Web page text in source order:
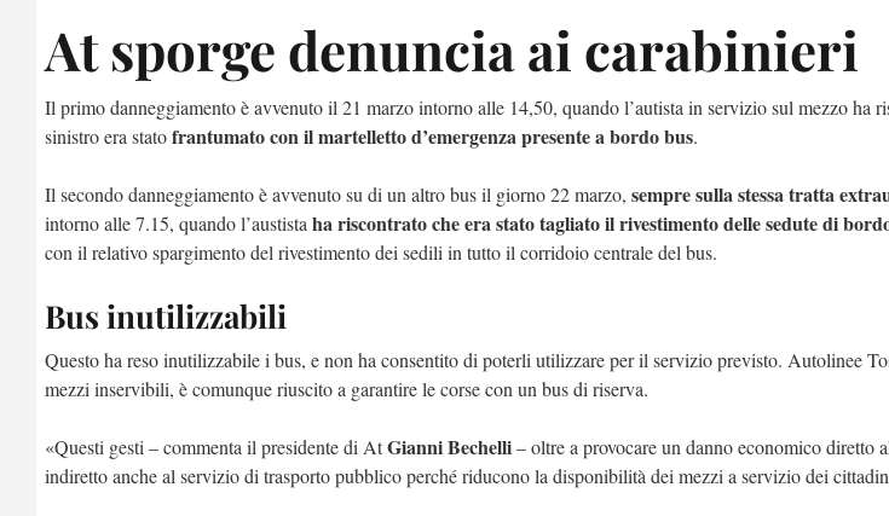
At sporge denuncia ai carabinieri
Il primo danneggiamento è avvenuto il 21 marzo intorno alle 14,50, quando l’autista in servizio sul mezzo ha
sinistro era statofrantumato con il martelletto d’emergenza presente a bordo bus.
Il secondo danneggiamento è avvenuto su di un altro bus il giorno 22 marzo, sempre sulla stessa tratta
intorno alle 7.15, quando l’austista ha riscontrato che era stato tagliato il rivestimento delle sedute di
con il relativo spargimento del rivestimento dei sedili in tutto il corridoio centrale del bus.
Bus inutilizzabili
Questo ha reso inutilizzabile i bus, e non ha consentito di poterli utilizzare per il servizio previsto. Autolinee
mezzi inservibili, è comunque riuscito a garantire le corse con un bus di riserva.
«Questi gesti – commenta il presidente di AtGianni Bechelli– oltre a provocare un danno economico diretto
indiretto anche al servizio di trasporto pubblico perché riducono la disponibilità dei mezzi a servizio dei